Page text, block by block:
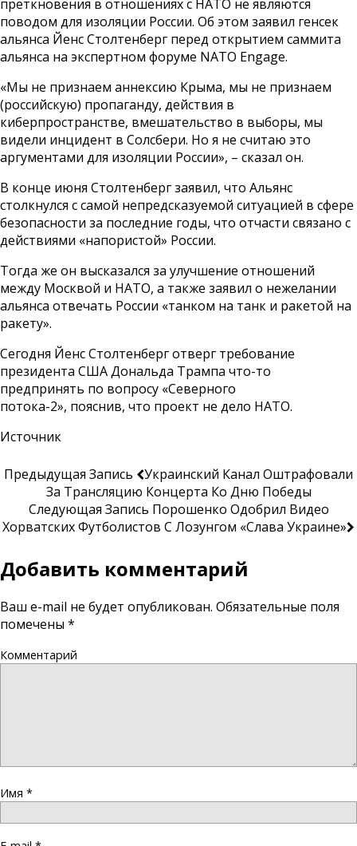
преткновения в отношениях с НАТО не являются
поводом для изоляции России. Об этом заявил генсек
альянса Йенс Столтенберг перед открытием саммита
альянса на экспертном форуме NATO Engage.
«Мы не признаем аннексию Крыма, мы не признаем
(российскую) пропаганду, действия в
киберпространстве, вмешательство в выборы, мы
видели инцидент в Солсбери. Но я не считаю это
аргументами для изоляции России», – сказал он.
В конце июня Столтенберг заявил, что Альянс
столкнулся с самой непредсказуемой ситуацией в сфере
безопасности за последние годы, что отчасти связано с
действиями «напористой» России.
Тогда же он высказался за улучшение отношений
между Москвой и НАТО, а также заявил о нежелании
альянса отвечать России «танком на танк и ракетой на
ракету».
Сегодня Йенс Столтенберг отверг требование
президента США Дональда Трампа что-то
предпринять по вопросу «Северного
потока-2», пояснив, что проект не дело НАТО.
Источник
Предыдущая Запись
Украинский Канал Оштрафовали
За Трансляцию Концерта Ко Дню Победы
Следующая Запись Порошенко Одобрил Видео
Хорватских Футболистов С Лозунгом «Слава Украине»
Добавить комментарий
Ваш e-mail не будет опубликован. Обязательные поля
помечены *
Комментарий
Имя *